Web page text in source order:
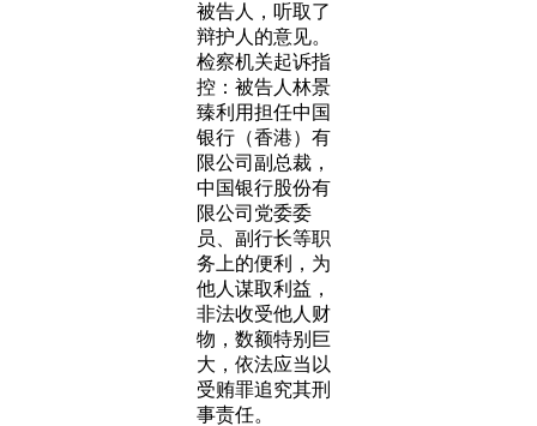
被告人，听取了
辩护人的意见。
检察机关起诉指
控：被告人林景
臻利用担任中国
银行（香港）有
限公司副总裁，
中国银行股份有
限公司党委委
员、副行长等职
务上的便利，为
他人谋取利益，
非法收受他人财
物，数额特别巨
大，依法应当以
受贿罪追究其刑
事责任。